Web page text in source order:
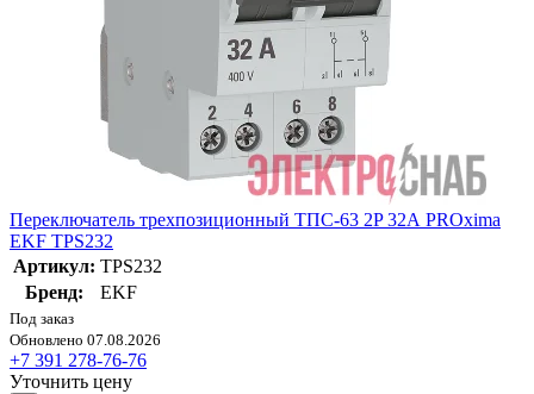
Переключатель трехпозиционный ТПС-63 2P 32А PROxima
EKF TPS232
Артикул: TPS232
Бренд:
EKF
Под заказ
Обновлено 07.08.2026
+7 391 278-76-76
Уточнить цену